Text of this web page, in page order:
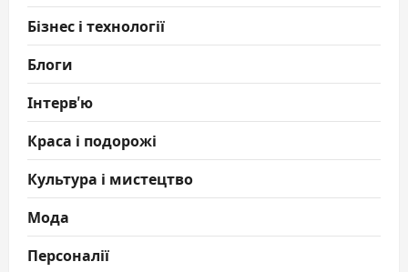
Бізнес і технології
Блоги
Інтерв'ю
Краса і подорожі
Культура і мистецтво
Мода
Персоналії